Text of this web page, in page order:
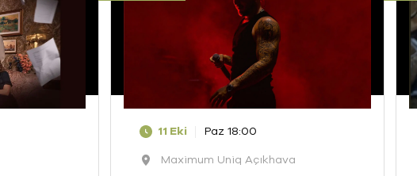
11 Eki
Paz 18:00
Maximum Uniq Açıkhava